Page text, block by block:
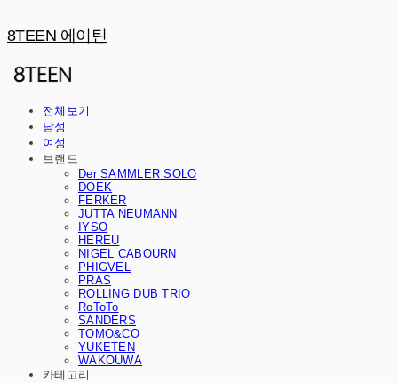
8TEEN 에이틴
전체보기
남성
여성
브랜드
Der SAMMLER SOLO
DOEK
FERKER
JUTTA NEUMANN
IYSO
HEREU
NIGEL CABOURN
PHIGVEL
PRAS
ROLLING DUB TRIO
RoToTo
SANDERS
TOMO&CO
YUKETEN
WAKOUWA
카테고리